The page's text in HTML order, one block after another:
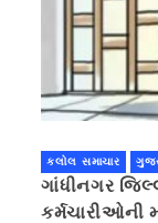
કલોલ સમાચાર
ગાંધીનગર
કર્મચારીઓની